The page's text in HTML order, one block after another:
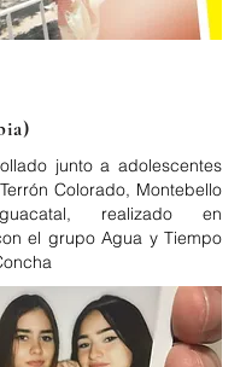
junto a adolescentes
Colorado, Montebello
realizado en
el grupo Agua y Tiempo